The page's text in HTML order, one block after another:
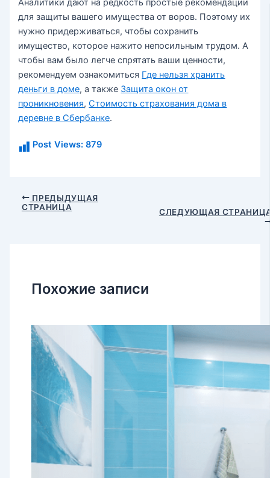
Аналитики дают на редкость простые рекомендации
для защиты вашего имущества от воров. Поэтому их
нужно придерживаться, чтобы сохранить
имущество, которое нажито непосильным трудом. А
чтобы вам было легче спрятать ваши ценности,
рекомендуем ознакомиться Где нельзя хранить
деньги в доме, а также Защита окон от
проникновения,Стоимость страхования дома в
деревне в Сбербанке.
Post Views: 879
Навигация
ПРЕДЫДУЩАЯ
СТРАНИЦА
СЛЕДУЮЩАЯ
Похожие записи